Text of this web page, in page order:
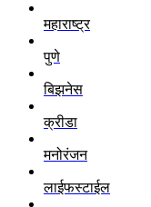
महाराष्ट्र
पुणे
बिझनेस
क्रीडा
मनोरंजन
लाईफस्टाईल